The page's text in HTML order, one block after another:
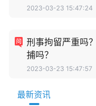
2023-03-23 15:47:24
刑事拘留严重吗
捕吗？
2023-03-23 15:47:57
最新资讯